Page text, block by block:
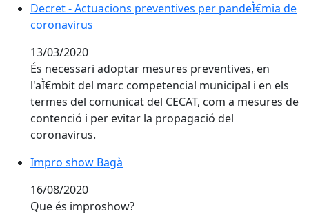
Decret - Actuacions preventives per pandeÌ€mia de
coronavirus
13/03/2020
És necessari adoptar mesures preventives, en
l'aÌ€mbit del marc competencial municipal i en els
termes del comunicat del CECAT, com a mesures de
contenció i per evitar la propagació del
coronavirus.
Impro show Bagà
Impro show Bagà
16/08/2020
Que és improshow?